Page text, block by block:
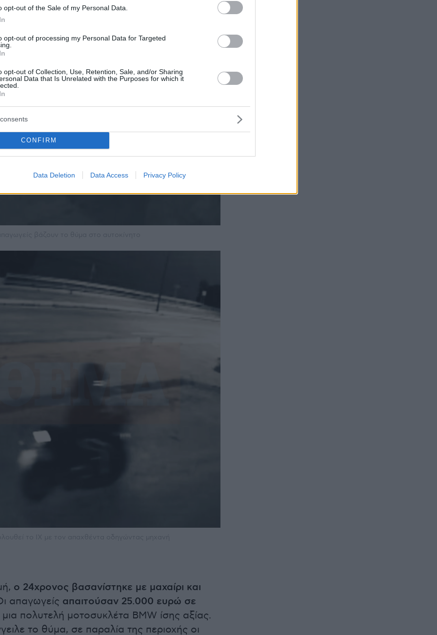
opt-out of the Sale of my Personal Data.
opt-out of processing my Personal Data for Targeted
opt-out of Collection, Use, Retention, Sale, and/or Sharing
Data that Is Unrelated with the Purposes for which it
CONFIRM
Data Deletion Data Access Privacy Policy
ο 24χρονος βασανίστηκε με μαχαίρι και
απαγωγείς απαιτούσαν 25.000 ευρώ σε
μια πολυτελή μοτοσυκλέτα BMW ίσης αξίας.
το θύμα, σε παραλία της περιοχής οι